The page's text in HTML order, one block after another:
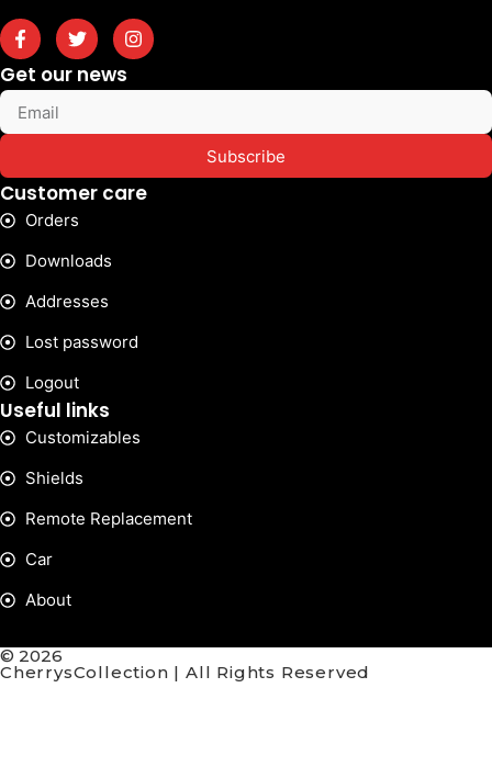
Get our news
Subscribe
Customer care
Orders
Downloads
Addresses
Lost password
Logout
Useful links
Customizables
Shields
Remote Replacement
Car
About
© 2026
CherrysCollection | All Rights Reserved